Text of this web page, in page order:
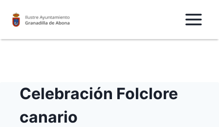
Celebración Folclore
canario